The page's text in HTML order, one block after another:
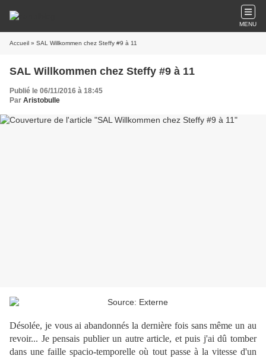
MENU
Accueil » SAL Willkommen chez Steffy #9 à 11
SAL Willkommen chez Steffy #9 à 11
Publié le 06/11/2016 à 18:45
Par Aristobulle
Désolée, je vous ai abandonnés la dernière fois sans même un au
revoir... Je pensais publier un autre article, et puis j'ai dû tomber
dans une faille spacio-temporelle où tout passe à la vitesse d'un